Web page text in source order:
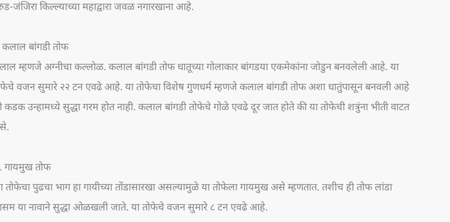
जंजिरा किल्ल्याच्या महाद्वारा जवळ नगारखाना आहे.
कलाल बांगडी तोफ
म्हणजे अग्नीचा कल्लोळ. कलाल बांगडी तोफ धातूच्या गोलाकार बांगडया एकमेकांना जोडुन बनवलेली आहे. या
वजन सुमारे २२ टन एवढे आहे. या तोफेचा विशेष गुणधर्म म्हणजे कलाल बांगडी तोफ अशा धातुंपासून बनवली आहे
कडक उन्हामध्ये सुद्धा गरम होत नाही. कलाल बांगडी तोफेचे गोळे एवढे दूर जात होते की या तोफेची शत्रुंना भीती वाटत
गायमुख तोफ
तोफेचा पुढचा भाग हा गायीच्या तोंडासारखा असल्यामुळे या तोफेला गायमुख असे म्हणतात. तशीच ही तोफ लांडा
या नावाने सुद्धा ओळखली जाते. या तोफेचे वजन सुमारे ८ टन एवढे आहे.